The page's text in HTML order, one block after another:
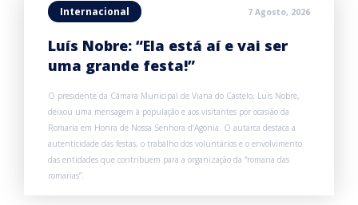
Internacional 7 Agosto, 2026
Luís Nobre: “Ela está aí e vai ser
uma grande festa!”
O presidente da Câmara Municipal de Viana do Castelo, Luís Nobre,
deixou uma mensagem à população e aos visitantes por ocasião da
Romaria em Honra de Nossa Senhora d’Agonia. O autarca destaca a
autenticidade das festas, o trabalho dos voluntários e o envolvimento
das entidades que contribuem para a organização da “romaria das
romarias”.